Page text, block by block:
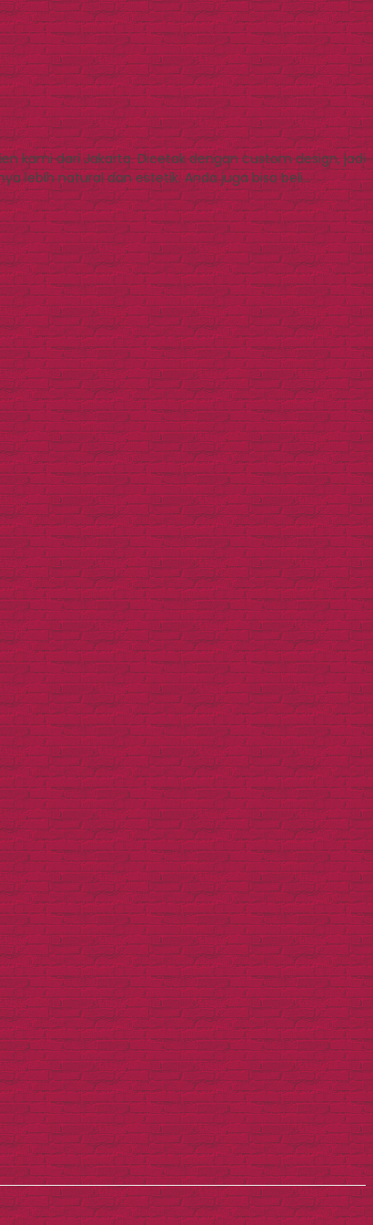
kami dari Jakarta. Dicetak dengan custom design, jadi
lebih natural dan estetik. Anda juga bisa beli…